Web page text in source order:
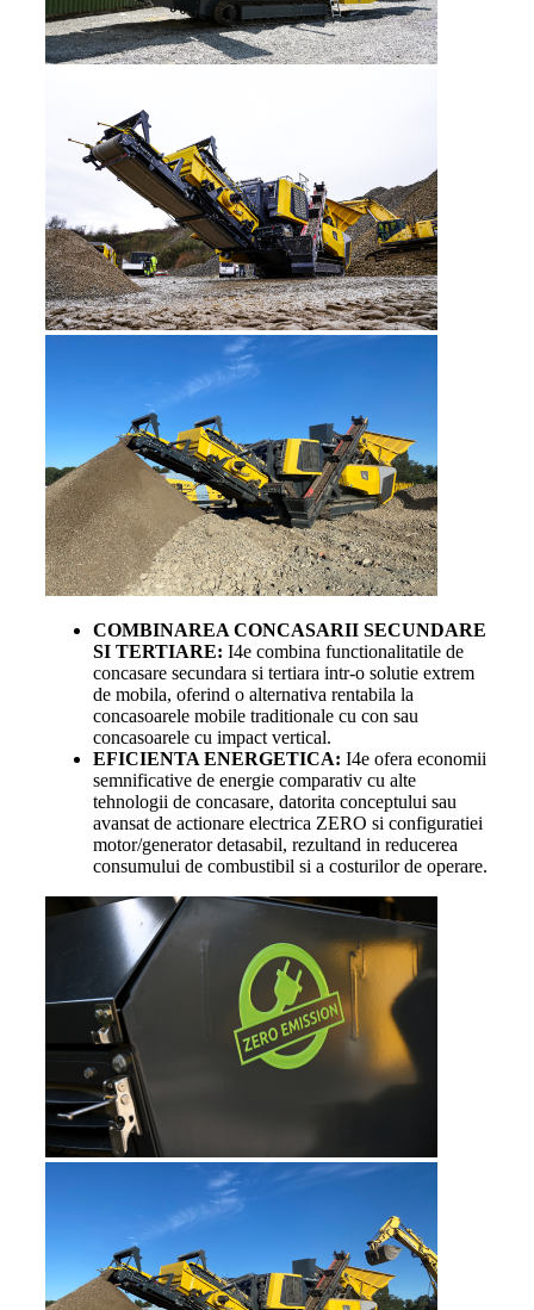
COMBINAREA CONCASARII SECUNDARE
SI TERTIARE: I4e combina functionalitatile de
concasare secundara si tertiara intr-o solutie extrem
de mobila, oferind o alternativa rentabila la
concasoarele mobile traditionale cu con sau
concasoarele cu impact vertical.
EFICIENTA ENERGETICA: I4e ofera economii
semnificative de energie comparativ cu alte
tehnologii de concasare, datorita conceptului sau
avansat de actionare electrica ZERO si configuratiei
motor/generator detasabil, rezultand in reducerea
consumului de combustibil si a costurilor de operare.